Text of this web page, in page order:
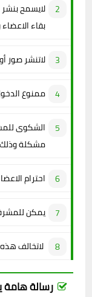
لايسمح
بقاء
لاتنشر صور
ممنوع
الشكوى
مشكلة
احترام
يمكن
لاتخالف
رسالة هامة